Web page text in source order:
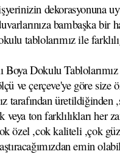
dekorasyonuna
bambaşka bir
tablolarımız ile
Boya Dokulu
ve çerçeve'ye göre size
tarafından üretildiğinden
veya ton farklılıkları her
özel ,cok kaliteli ,çok
emin